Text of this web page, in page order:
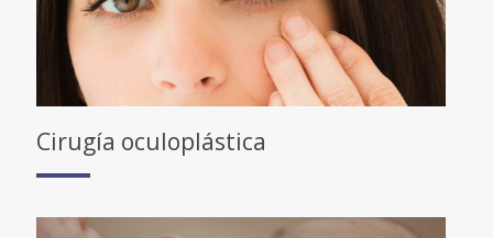
Cirugía oculoplástica